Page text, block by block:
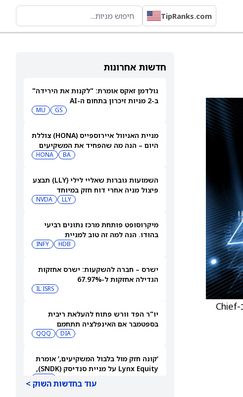
TipRanks.com
חדשות אחרונות
גולדמן זאקס אומרת: "לקנות את הירידה"
ב-2 מניות זיכרון בתחום ה-AI
GS
MU
מניית האניוול איירוספייס (HONA) צוללת
היום – הנה מה שהפחיד את המשקיעים
BA
HONA
השמועות גוברות שאליי לילי (LLY) תבצע
פיצול מניה אחרי דוח חזק במיוחד
LLY
NVDA
מיקרוסופט פותחת מרכז נתונים רביעי
בהודו. הנה למה זה טוב למניית
HDB
INFY
ישרס – חברה להשקעות: ישרס אחזקות
הגדילה אחזקות ל-67.97%
IL:ISRS
יו"ר הפד וורש פתוח להעלאת ריבית
בספטמבר אם האינפלציה תתחמם
DIA
QQQ
‘קונה חזק מול בלבול המשקיעים,’ אומרת
Lynx Equity על מניית סנדיסק (SNDK),
עוד בחדשות השוק >
. ,DeFi Development (DFDV) תאגיד הודיעו כי חדלי סטרן מונה לדירקטוריון. לאחרונה כיהן מר סטרן כ-Chief